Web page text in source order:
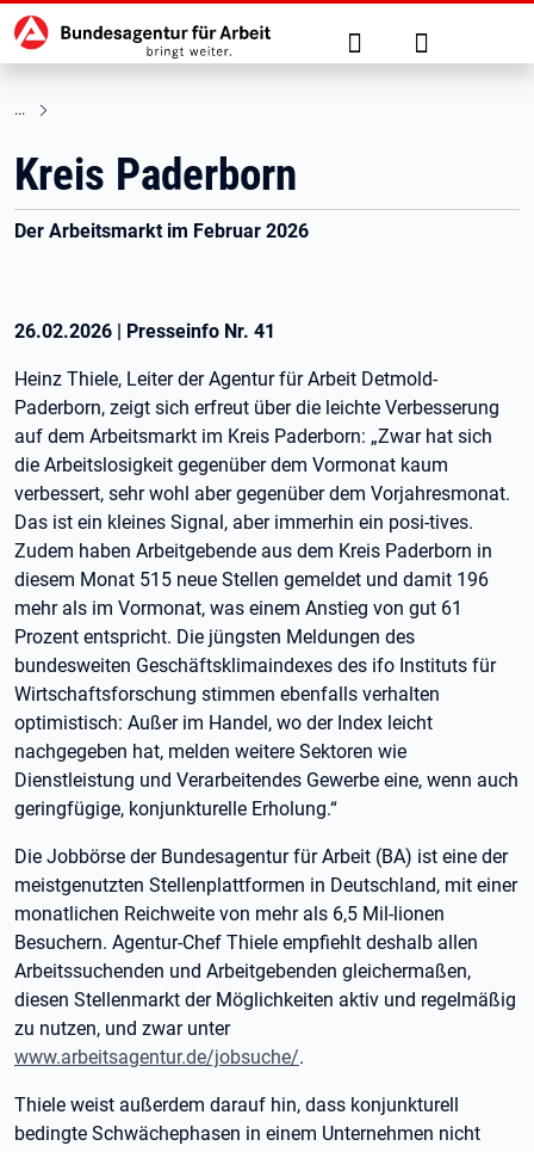
zu den Hauptinhalten springen
Hauptnavigation Suche Anmelden
Kreis Paderborn
Der Arbeitsmarkt im Februar 2026
26.02.2026 | Presseinfo Nr. 41
Heinz Thiele, Leiter der Agentur für Arbeit Detmold-
Paderborn, zeigt sich erfreut über die leichte Verbesserung
auf dem Arbeitsmarkt im Kreis Paderborn: „Zwar hat sich
die Arbeitslosigkeit gegenüber dem Vormonat kaum
verbessert, sehr wohl aber gegenüber dem Vorjahresmonat.
Das ist ein kleines Signal, aber immerhin ein posi-tives.
Zudem haben Arbeitgebende aus dem Kreis Paderborn in
diesem Monat 515 neue Stellen gemeldet und damit 196
mehr als im Vormonat, was einem Anstieg von gut 61
Prozent entspricht. Die jüngsten Meldungen des
bundesweiten Geschäftsklimaindexes des ifo Instituts für
Wirtschaftsforschung stimmen ebenfalls verhalten
optimistisch: Außer im Handel, wo der Index leicht
nachgegeben hat, melden weitere Sektoren wie
Dienstleistung und Verarbeitendes Gewerbe eine, wenn auch
geringfügige, konjunkturelle Erholung.“
Die Jobbörse der Bundesagentur für Arbeit (BA) ist eine der
meistgenutzten Stellenplattformen in Deutschland, mit einer
monatlichen Reichweite von mehr als 6,5 Mil-lionen
Besuchern. Agentur-Chef Thiele empfiehlt deshalb allen
Arbeitssuchenden und Arbeitgebenden gleichermaßen,
diesen Stellenmarkt der Möglichkeiten aktiv und regelmäßig
zu nutzen, und zwar unter
www.arbeitsagentur.de/jobsuche/.
Thiele weist außerdem darauf hin, dass konjunkturell
bedingte Schwächephasen in einem Unternehmen nicht